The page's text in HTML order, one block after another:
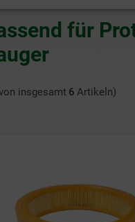
für
insgesamt 6 Artikeln)